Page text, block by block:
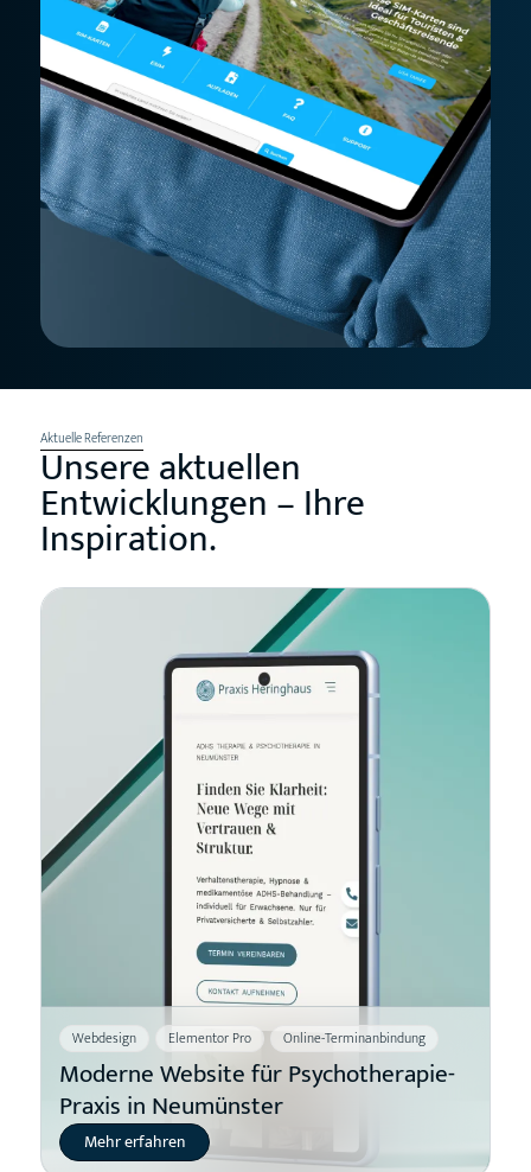
Aktuelle Referenzen
Unsere aktuellen
Entwicklungen – Ihre
Inspiration.
Webdesign Elementor Pro Online-Terminanbindung
Moderne Website für Psychotherapie-
Praxis in Neumünster
Mehr erfahren